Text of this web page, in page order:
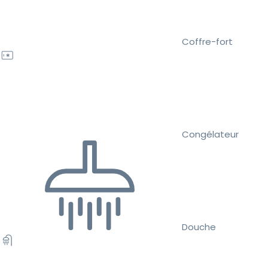
Coffre-fort
Congélateur
Douche